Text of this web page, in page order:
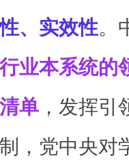
、实效性。
业本系统的
单 ，发挥
，党中央对